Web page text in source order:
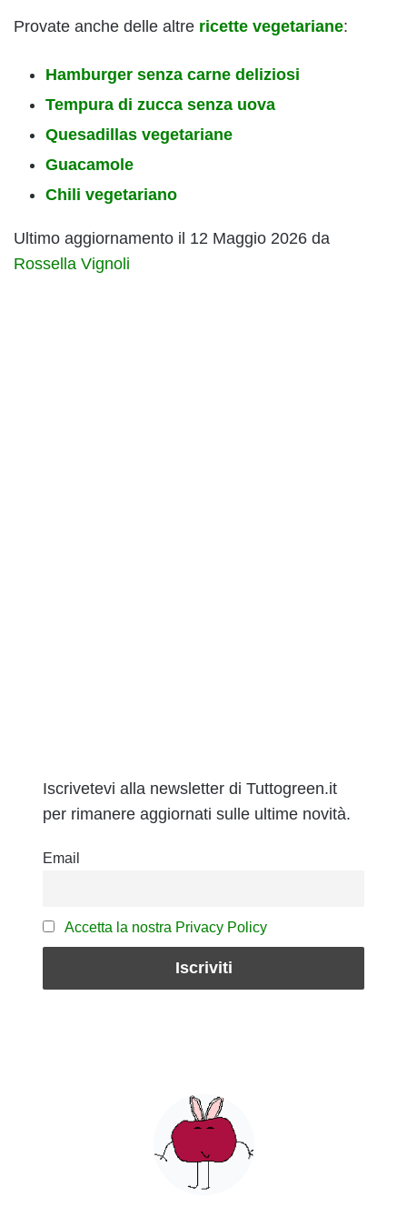
Provate anche delle altre ricette vegetariane:
Hamburger senza carne deliziosi
Tempura di zucca senza uova
Quesadillas vegetariane
Guacamole
Chili vegetariano
Ultimo aggiornamento il 12 Maggio 2026 da
Rossella Vignoli
Iscrivetevi alla newsletter di Tuttogreen.it
per rimanere aggiornati sulle ultime novità.
Email
Accetta la nostra Privacy Policy